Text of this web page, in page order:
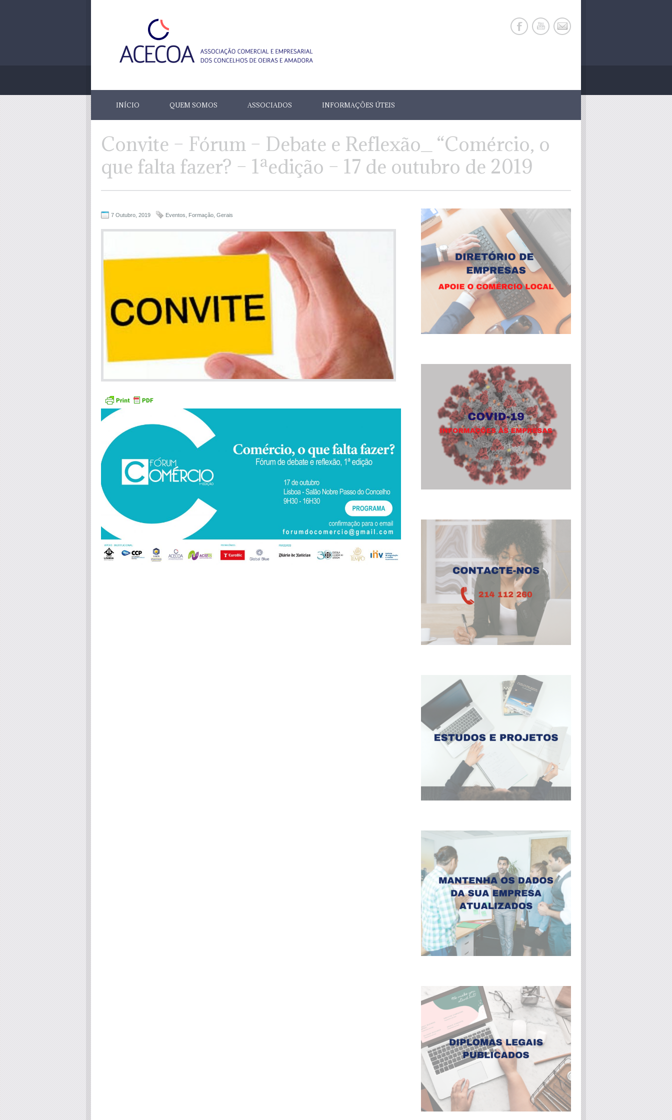
INÍCIO QUEM SOMOS ASSOCIADOS INFORMAÇÕES ÚTEIS
Convite – Fórum – Debate e Reflexão_ “Comércio, o
que falta fazer? – 1ªedição – 17 de outubro de 2019
7 Outubro, 2019 Eventos Formação Gerais